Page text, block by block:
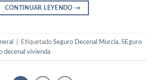
CONTINUAR LEYENDO→
Etiquetado Seguro Decenal Murcia, SEguro
decenal vivienda